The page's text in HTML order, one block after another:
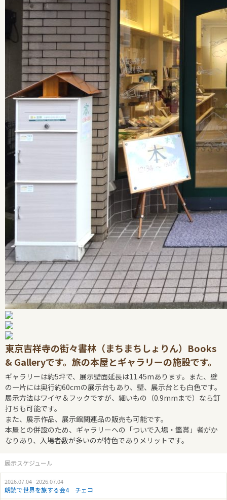
東京吉祥寺の街々書林（まちまちしょりん）Books
& Galleryです。旅の本屋とギャラリーの施設です。
ギャラリーは約5坪で、展示壁面延長は11.45mあります。また、壁
の一片には奥行約60cmの展示台もあり、壁、展示台とも白色です。
展示方法はワイヤ＆フックですが、細いもの（0.9mmまで）なら釘
打ちも可能です。
また、展示作品、展示館関連品の販売も可能です。
本屋との併設のため、ギャラリーへの「ついで入場・鑑賞」者がか
なりあり、入場者数が多いのが特色でありメリットです。
展示スケジュール
2026.07.04 - 2026.07.04
朗読で世界を旅する会4 チェコ